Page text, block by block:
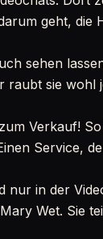
geht, die
sehen
sie wohl
Verkauf!
Service,
nur in der
Wet. Sie